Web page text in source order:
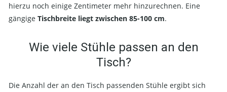
hierzu noch einige Zentimeter mehr hinzurechnen. Eine
gängige Tischbreite liegt zwischen 85-100 cm.
Wie viele Stühle passen an den
Tisch?
Die Anzahl der an den Tisch passenden Stühle ergibt sich